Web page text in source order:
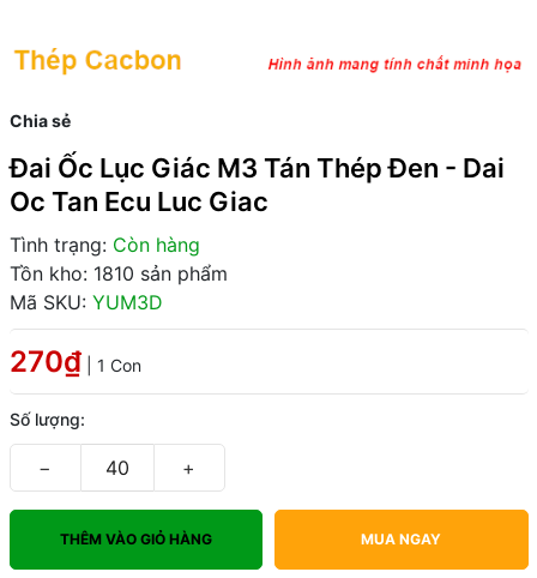
Chia sẻ
Đai Ốc Lục Giác M3 Tán Thép Đen - Dai
Oc Tan Ecu Luc Giac
Tình trạng: Còn hàng
Tồn kho: 1810 sản phẩm
Mã SKU: YUM3D
270₫ | 1 Con
Số lượng:
− +
THÊM VÀO GIỎ HÀNG MUA NGAY